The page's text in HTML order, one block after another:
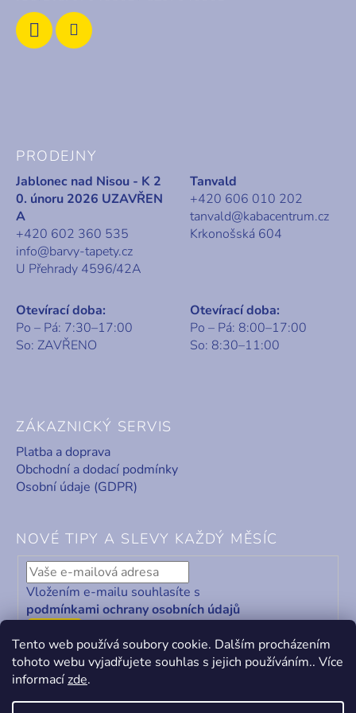
Tento web používá soubory cookie. Dalším procházením
tohoto webu vyjadřujete souhlas s jejich používáním.. Více
informacízde.
PRODEJNY
Jablonec nad Nisou - K 2
0. únoru 2026 UZAVŘEN
A
+420 602 360 535
info@barvy-tapety.cz
U Přehrady 4596/42A
Tanvald
+420 606 010 202
tanvald@kabacentrum.cz
Krkonošská 604
Otevírací doba:
Po – Pá: 7:30–17:00
So: ZAVŘENO
Otevírací doba:
Po – Pá: 8:00–17:00
So: 8:30–11:00
ZÁKAZNICKÝ SERVIS
Platba a doprava
Obchodní a dodací podmínky
Osobní údaje (GDPR)
NOVÉ TIPY A SLEVY KAŽDÝ MĚSÍC
Vložením e-mailu souhlasíte s
podmínkami ochrany osobních údajů
ODEBÍRAT